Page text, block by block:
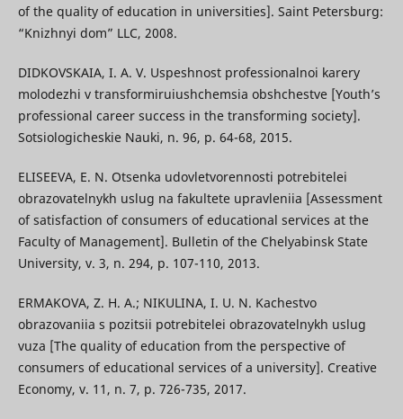
of the quality of education in universities]. Saint Petersburg:
“Knizhnyi dom” LLC, 2008.
DIDKOVSKAIA, I. A. V. Uspeshnost professionalnoi karery
molodezhi v transformiruiushchemsia obshchestve [Youth’s
professional career success in the transforming society].
Sotsiologicheskie Nauki, n. 96, p. 64-68, 2015.
ELISEEVA, E. N. Otsenka udovletvorennosti potrebitelei
obrazovatelnykh uslug na fakultete upravleniia [Assessment
of satisfaction of consumers of educational services at the
Faculty of Management]. Bulletin of the Chelyabinsk State
University, v. 3, n. 294, p. 107-110, 2013.
ERMAKOVA, Z. H. A.; NIKULINA, I. U. N. Kachestvo
obrazovaniia s pozitsii potrebitelei obrazovatelnykh uslug
vuza [The quality of education from the perspective of
consumers of educational services of a university]. Creative
Economy, v. 11, n. 7, p. 726-735, 2017.